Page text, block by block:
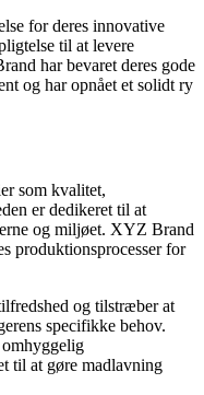
for deres innovative
til at levere
har bevaret deres gode
og har opnået et solidt ry
som kvalitet,
er dedikeret til at
og miljøet. XYZ Brand
produktionsprocesser for
og tilstræber at
specifikke behov.
til at gøre madlavning